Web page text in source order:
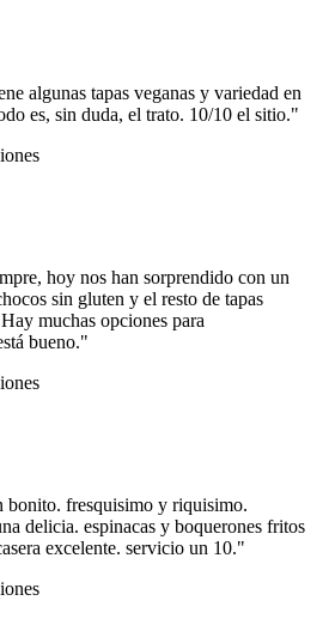
algunas tapas veganas y variedad en
es, sin duda, el trato. 10/10 el sitio."
hoy nos han sorprendido con un
sin gluten y el resto de tapas
muchas opciones para
bueno."
bonito. fresquisimo y riquisimo.
delicia. espinacas y boquerones fritos
excelente. servicio un 10."